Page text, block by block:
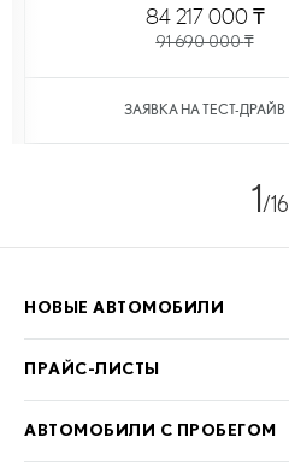
84 217 000₸
91 690 000₸
ЗАЯВКА НА ТЕСТ-ДРАЙВ
1/16
НОВЫЕ АВТОМОБИЛИ
ПРАЙС-ЛИСТЫ
АВТОМОБИЛИ С ПРОБЕГОМ